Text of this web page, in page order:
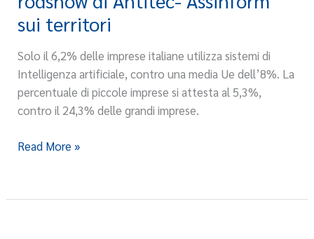
sui territori
Solo il 6,2% delle imprese italiane utilizza sistemi di
Intelligenza artificiale, contro una media Ue dell’8%. La
percentuale di piccole imprese si attesta al 5,3%,
contro il 24,3% delle grandi imprese.
al
via
rodshow
di
Antitec-
Assinform
Read More »